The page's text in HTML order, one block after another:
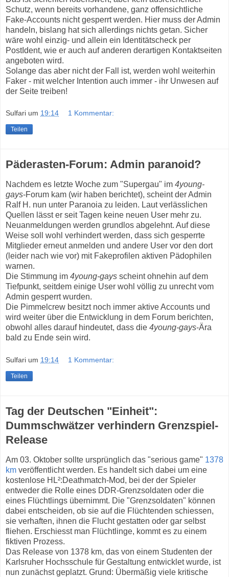
Schutz, wenn bereits vorhandene, ganz offensichtliche
Fake-Accounts nicht gesperrt werden. Hier muss der Admin
handeln, bislang hat sich allerdings nichts getan. Sicher
wäre wohl einzig- und allein ein Identitätscheck per
PostIdent, wie er auch auf anderen derartigen Kontaktseiten
angeboten wird.
Solange das aber nicht der Fall ist, werden wohl weiterhin
Faker - mit welcher Intention auch immer - ihr Unwesen auf
der Seite treiben!
Sulfari um 19:14 1 Kommentar:
Teilen
Päderasten-Forum: Admin paranoid?
Nachdem es letzte Woche zum "Supergau" im 4young-
gays-Forum kam (wir haben berichtet), scheint der Admin
Ralf H. nun unter Paranoia zu leiden. Laut verlässlichen
Quellen lässt er seit Tagen keine neuen User mehr zu.
Neuanmeldungen werden grundlos abgelehnt. Auf diese
Weise soll wohl verhindert werden, dass sich gesperrte
Mitglieder erneut anmelden und andere User vor den dort
(leider nach wie vor) mit Fakeprofilen aktiven Pädophilen
warnen.
Die Stimmung im 4young-gays scheint ohnehin auf dem
Tiefpunkt, seitdem einige User wohl völlig zu unrecht vom
Admin gesperrt wurden.
Die Pimmelcrew besitzt noch immer aktive Accounts und
wird weiter über die Entwicklung in dem Forum berichten,
obwohl alles darauf hindeutet, dass die 4young-gays-Ära
bald zu Ende sein wird.
Sulfari um 19:14 1 Kommentar:
Teilen
Tag der Deutschen "Einheit":
Dummschwätzer verhindern Grenzspiel-
Release
Am 03. Oktober sollte ursprünglich das "serious game" 1378
km veröffentlicht werden. Es handelt sich dabei um eine
kostenlose HL²:Deathmatch-Mod, bei der der Spieler
entweder die Rolle eines DDR-Grenzsoldaten oder die
eines Flüchtlings übernimmt. Die "Grenzsoldaten" können
dabei entscheiden, ob sie auf die Flüchtenden schiessen,
sie verhaften, ihnen die Flucht gestatten oder gar selbst
fliehen. Erschiesst man Flüchtlinge, kommt es zu einem
fiktiven Prozess.
Das Release von 1378 km, das von einem Studenten der
Karlsruher Hochsschule für Gestaltung entwicklet wurde, ist
nun zunächst geplatzt. Grund: Übermäßig viele kritische